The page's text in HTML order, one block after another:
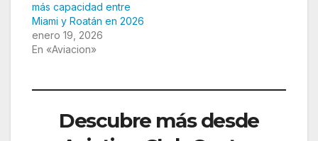
más capacidad entre
Miami y Roatán en 2026
enero 19, 2026
En «Aviacion»
Descubre más desde